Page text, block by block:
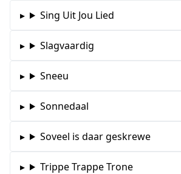
Sing Uit Jou Lied
Slagvaardig
Sneeu
Sonnedaal
Soveel is daar geskrewe
Trippe Trappe Trone